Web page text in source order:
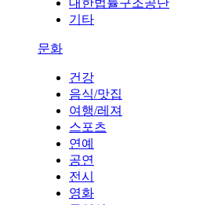
기타
문화
건강
음식/맛집
여행/레져
스포츠
연예
공연
전시
영화